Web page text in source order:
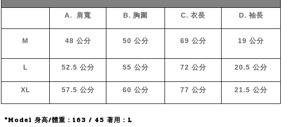
A. 肩寬 B. 胸圍 C. 衣長 D. 袖長
M 48 公分 50 公分 69 公分 19公分
L 52.5 公分 55 公分 72 公分 20.5公分
XL 57.5 公分 60 公分 77 公分 21.5公分
*Model 身高/體重：163 / 45 著用：L